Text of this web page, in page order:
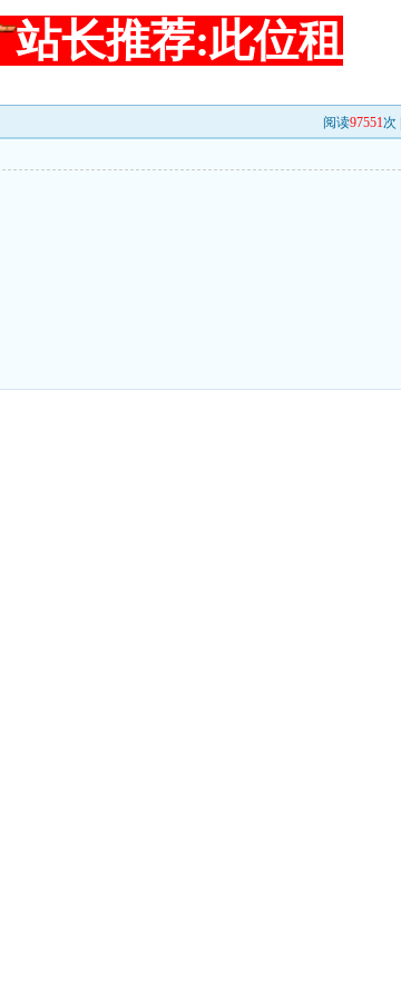
站长推荐:此位租
阅读97551次 |